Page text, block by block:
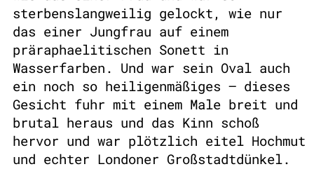
sterbenslangweilig gelockt, wie nur
das einer Jungfrau auf einem
präraphaelitischen Sonett in
Wasserfarben. Und war sein Oval auch
ein noch so heiligenmäßiges – dieses
Gesicht fuhr mit einem Male breit und
brutal heraus und das Kinn schoß
hervor und war plötzlich eitel Hochmut
und echter Londoner Großstadtdünkel.